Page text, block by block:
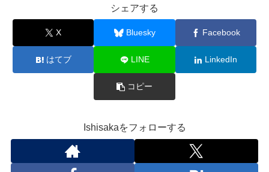
シェアする
X Bluesky Facebook
はてブ LINE LinkedIn
コピー
Ishisakaをフォローする